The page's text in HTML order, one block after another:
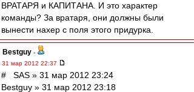
ВРАТАРЯ и КАПИТАНА. И это характер
команды? За вратаря, они должны были
вынести нахер с поля этого придурка.
Bestguy -
31 мар 2012 22:37
# SAS » 31 мар 2012 23:24
Bestguy » 31 мар 2012 23:18